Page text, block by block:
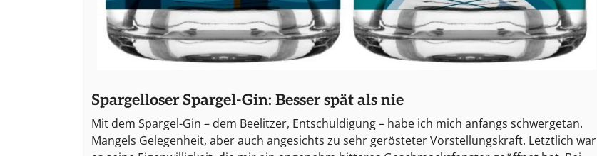
Spargelloser Spargel-Gin: Besser spät als nie
Mit dem Spargel-Gin – dem Beelitzer, Entschuldigung – habe ich mich anfangs schwergetan.
Mangels Gelegenheit, aber auch angesichts zu sehr gerösteter Vorstellungskraft. Letztlich war